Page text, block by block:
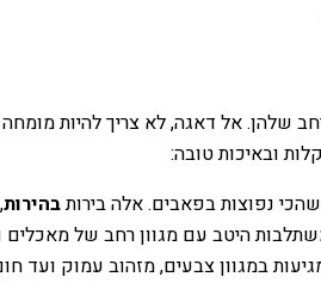
שלהן. אל דאגה, לא צריך להיות
ובאיכות טובה:
נפוצות בפאבים. אלה בירותבהירות,
היטב עם מגוון רחב של
במגוון צבעים, מזהוב עמוק ועד